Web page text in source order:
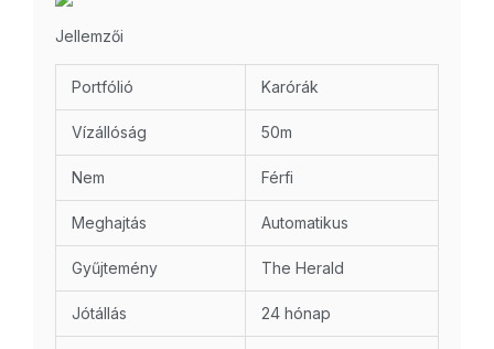
Jellemzői
Portfólió Karórák
Vízállóság 50m
Nem Férfi
Meghajtás Automatikus
Gyűjtemény The Herald
Jótállás 24 hónap